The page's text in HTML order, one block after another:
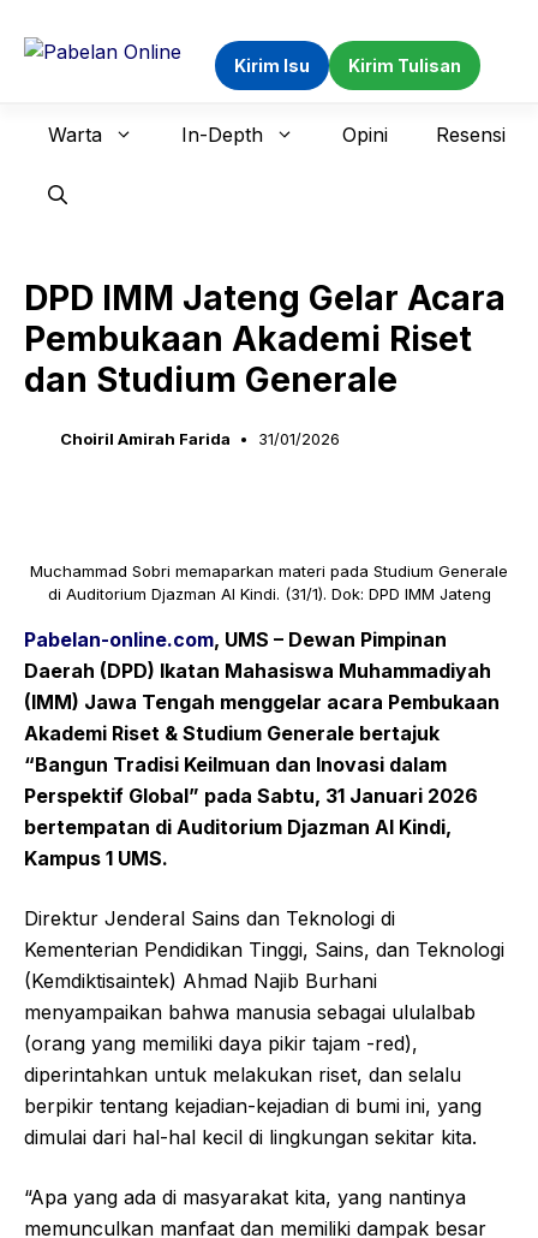
Kirim Isu Kirim Tulisan
Warta In-Depth Opini Resensi
DPD IMM Jateng Gelar Acara
Pembukaan Akademi Riset
dan Studium Generale
Choiril Amirah Farida 31/01/2026
Muchammad Sobri memaparkan materi pada Studium Generale
di Auditorium Djazman Al Kindi. (31/1). Dok: DPD IMM Jateng
Pabelan-online.com, UMS – Dewan Pimpinan
Daerah (DPD) Ikatan Mahasiswa Muhammadiyah
(IMM) Jawa Tengah menggelar acara Pembukaan
Akademi Riset & Studium Generale bertajuk
“Bangun Tradisi Keilmuan dan Inovasi dalam
Perspektif Global” pada Sabtu, 31 Januari 2026
bertempatan di Auditorium Djazman Al Kindi,
Kampus 1 UMS.
Direktur Jenderal Sains dan Teknologi di
Kementerian Pendidikan Tinggi, Sains, dan Teknologi
(Kemdiktisaintek) Ahmad Najib Burhani
menyampaikan bahwa manusia sebagai ululalbab
(orang yang memiliki daya pikir tajam -red),
diperintahkan untuk melakukan riset, dan selalu
berpikir tentang kejadian-kejadian di bumi ini, yang
dimulai dari hal-hal kecil di lingkungan sekitar kita.
“Apa yang ada di masyarakat kita, yang nantinya
memunculkan manfaat dan memiliki dampak besar